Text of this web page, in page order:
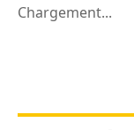
Chargement...